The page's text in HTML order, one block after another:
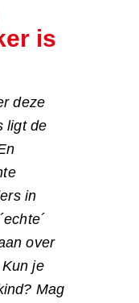
is
deze
ligt de
in
over
je
Mag